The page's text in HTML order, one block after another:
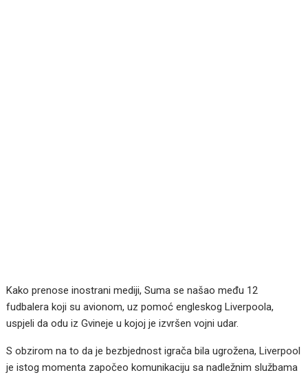
Kako prenose inostrani mediji, Suma se našao među 12
fudbalera koji su avionom, uz pomoć engleskog Liverpoola,
uspjeli da odu iz Gvineje u kojoj je izvršen vojni udar.
S obzirom na to da je bezbjednost igrača bila ugrožena, Liverpool
je istog momenta započeo komunikaciju sa nadležnim službama